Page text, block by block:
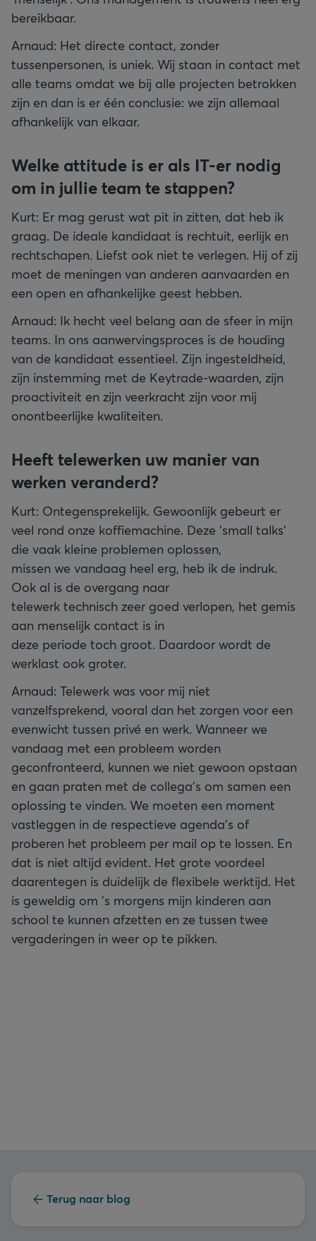
bereikbaar.
Arnaud: Het directe contact, zonder
tussenpersonen, is uniek. Wij staan in contact met
alle teams omdat we bij alle projecten betrokken
zijn en dan is er één conclusie: we zijn allemaal
afhankelijk van elkaar.
Welke attitude is er als IT-er nodig
om in jullie team te stappen?
Kurt: Er mag gerust wat pit in zitten, dat heb ik
graag. De ideale kandidaat is rechtuit, eerlijk en
rechtschapen. Liefst ook niet te verlegen. Hij of zij
moet de meningen van anderen aanvaarden en
een open en afhankelijke geest hebben.
Arnaud: Ik hecht veel belang aan de sfeer in mijn
teams. In ons aanwervingsproces is de houding
van de kandidaat essentieel. Zijn ingesteldheid,
zijn instemming met de Keytrade-waarden, zijn
proactiviteit en zijn veerkracht zijn voor mij
onontbeerlijke kwaliteiten.
Heeft telewerken uw manier van
werken veranderd?
Kurt: Ontegensprekelijk. Gewoonlijk gebeurt er
veel rond onze koffiemachine. Deze 'small talks'
die vaak kleine problemen oplossen,
missen we vandaag heel erg, heb ik de indruk.
Ook al is de overgang naar
telewerk technisch zeer goed verlopen, het gemis
aan menselijk contact is in
deze periode toch groot. Daardoor wordt de
werklast ook groter.
Arnaud: Telewerk was voor mij niet
vanzelfsprekend, vooral dan het zorgen voor een
evenwicht tussen privé en werk. Wanneer we
vandaag met een probleem worden
geconfronteerd, kunnen we niet gewoon opstaan
en gaan praten met de collega's om samen een
oplossing te vinden. We moeten een moment
vastleggen in de respectieve agenda's of
proberen het probleem per mail op te lossen. En
dat is niet altijd evident. Het grote voordeel
daarentegen is duidelijk de flexibele werktijd. Het
is geweldig om 's morgens mijn kinderen aan
school te kunnen afzetten en ze tussen twee
vergaderingen in weer op te pikken.
Terug naar blog